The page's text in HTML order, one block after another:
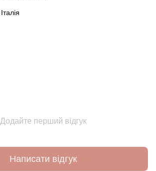
Італія
Додайте перший відгук
Написати відгук